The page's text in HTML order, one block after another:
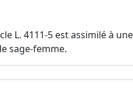
L. 4111-5 est assimilé à
sage-femme.